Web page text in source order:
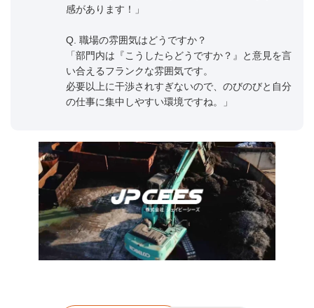
感があります！」
Q. 職場の雰囲気はどうですか？
「部門内は『こうしたらどうですか？』と意見を言
い合えるフランクな雰囲気です。
必要以上に干渉されすぎないので、のびのびと自分
の仕事に集中しやすい環境ですね。」